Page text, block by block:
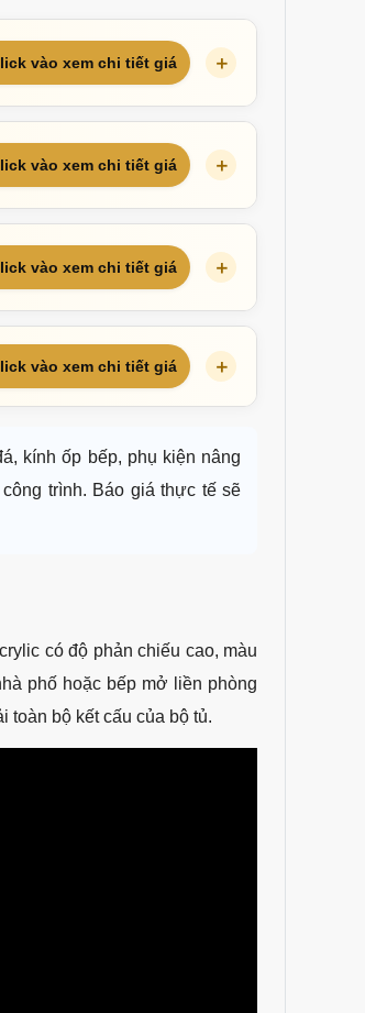
vào xem chi tiết giá
vào xem chi tiết giá
vào xem chi tiết giá
vào xem chi tiết giá
kính ốp bếp, phụ kiện nâng
trình. Báo giá thực tế sẽ
có độ phản chiếu cao, màu
phố hoặc bếp mở liền phòng
toàn bộ kết cấu của bộ tủ.